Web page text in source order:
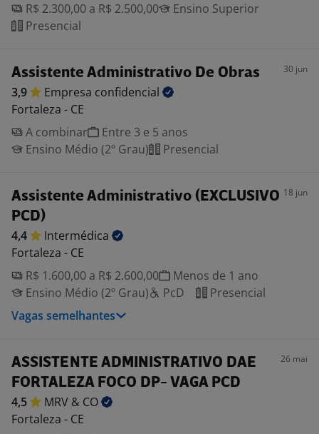
R$ 2.300,00 a R$ 2.500,00
Ensino Superior
Presencial
Assistente Administrativo De Obras 30 jun
3,9 Empresa confidencial
Fortaleza - CE
A combinar
Entre 3 e 5 anos
Ensino Médio (2º Grau)
Presencial
Assistente Administrativo (EXCLUSIVO
PCD)
18 jun
4,4
Intermédica
Fortaleza - CE
R$ 1.600,00 a R$ 2.600,00
Menos de 1 ano
Ensino Médio (2º Grau)
PcD
Presencial
Vagas semelhantes
ASSISTENTE ADMINISTRATIVO DAE
FORTALEZA FOCO DP- VAGA PCD
26 mai
4,5 MRV & CO
Fortaleza - CE